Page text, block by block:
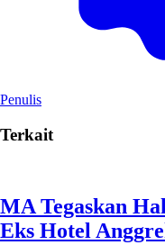
Penulis
Terkait
MA Tegaskan
Eks Hotel